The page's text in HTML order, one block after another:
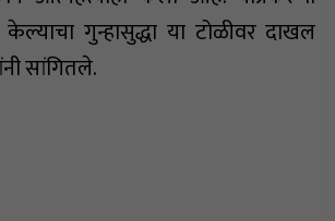
गुन्हासुद्धा या टोळीवर दाखल
सांगितले.